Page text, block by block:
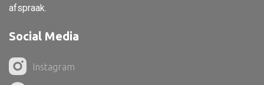
Alle deco
Vaas
Kandelaar
afspraak.
Social Media
Instagram